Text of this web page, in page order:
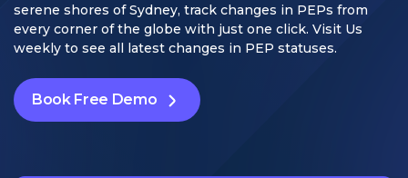
serene shores of Sydney, track changes in PEPs from
every corner of the globe with just one click. Visit Us
weekly to see all latest changes in PEP statuses.
Book Free Demo